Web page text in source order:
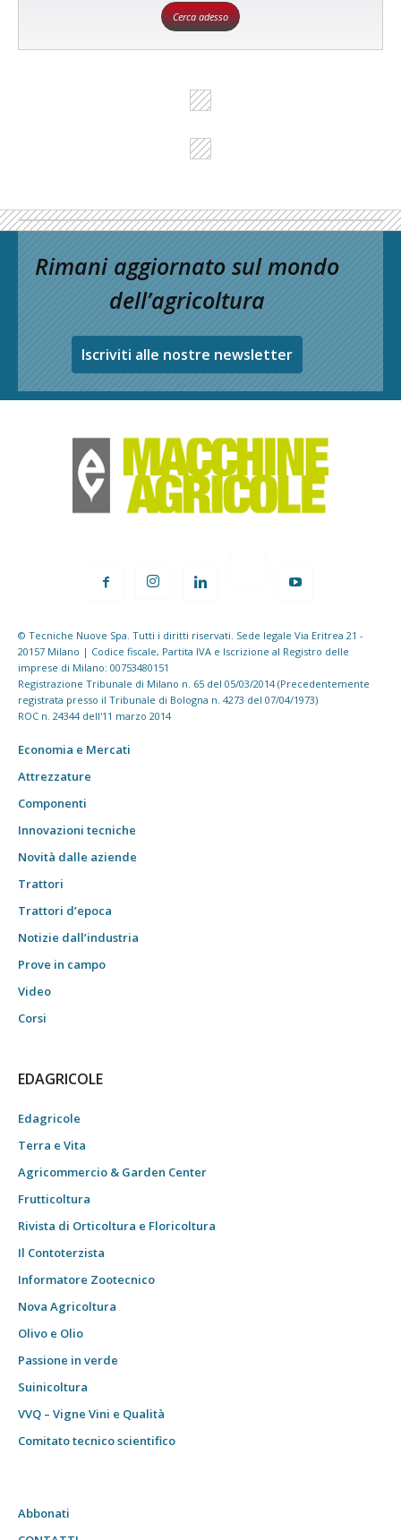
Cerca adesso
Rimani aggiornato sul mondo
dell’agricoltura
Iscriviti alle nostre newsletter
© Tecniche Nuove Spa. Tutti i diritti riservati. Sede legale Via Eritrea 21 -
20157 Milano | Codice fiscale, Partita IVA e Iscrizione al Registro delle
imprese di Milano: 00753480151
Registrazione Tribunale di Milano n. 65 del 05/03/2014 (Precedentemente
registrata presso il Tribunale di Bologna n. 4273 del 07/04/1973)
ROC n. 24344 dell'11 marzo 2014
Economia e Mercati
Attrezzature
Componenti
Innovazioni tecniche
Novità dalle aziende
Trattori
Trattori d’epoca
Notizie dall’industria
Prove in campo
Video
Corsi
EDAGRICOLE
Edagricole
Terra e Vita
Agricommercio & Garden Center
Frutticoltura
Rivista di Orticoltura e Floricoltura
Il Contoterzista
Informatore Zootecnico
Nova Agricoltura
Olivo e Olio
Passione in verde
Suinicoltura
VVQ – Vigne Vini e Qualità
Comitato tecnico scientifico
Abbonati